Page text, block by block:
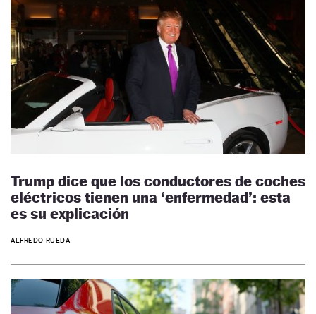
Trump dice que los conductores de coches
eléctricos tienen una ‘enfermedad’: esta
es su explicación
ALFREDO RUEDA